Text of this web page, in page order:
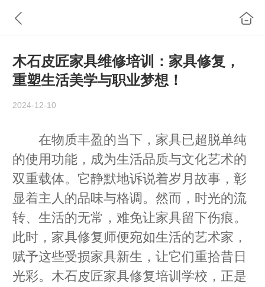
木石皮匠家具维修培训：家具修复，
重塑生活美学与职业梦想！
2024-12-10
在物质丰盈的当下，家具已超脱单纯
的使用功能，成为生活品质与文化艺术的
双重载体。它静默地诉说着岁月故事，彰
显着主人的品味与格调。然而，时光的流
转、生活的无常，难免让家具留下伤痕。
此时，家具修复师便宛如生活的艺术家，
赋予这些受损家具新生，让它们重拾昔日
光彩。木石皮匠家具修复培训学校，正是